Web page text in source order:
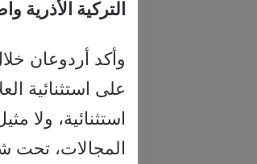
التركية الأذرية
وأكد أردوعان
على استثنائية
استثنائية، ولا
المجالات، تحت